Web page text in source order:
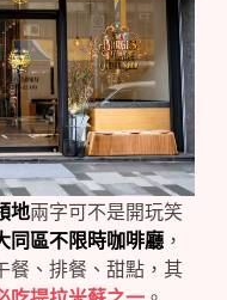
地兩字可不是開玩笑
同區不限時咖啡廳，
餐、排餐、甜點，其